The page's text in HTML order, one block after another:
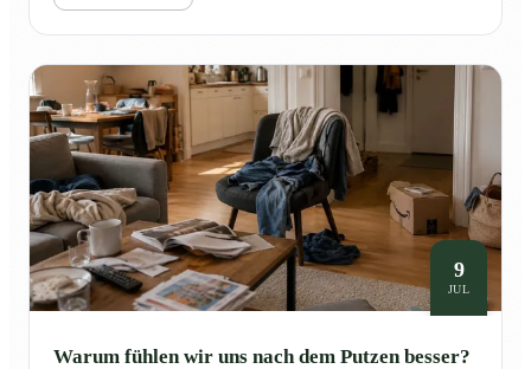
9
JUL
Warum fühlen wir uns nach dem Putzen besser?